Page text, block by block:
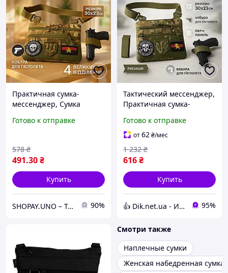
Практичная сумка-
мессенджер, Сумка
плечевая мужская сумка
YE-31
Готово к отправке
491.30₴
578 ₴
Купить
SHOPAY.UNO – Твій магазин розумних покупок 90%
Тактический мессенджер,
Практичная сумка-
повседневной жизни VW-
48
Готово к отправке
от62₴/мес
616₴
1 232 ₴
Купить
👍 Dik.net.ua - Интернет магазин 95%
Смотри также
Наплечные сумки
Женская набедренная сумка